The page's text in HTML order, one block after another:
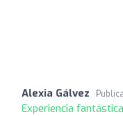
Alexia Gálvez
Experiencia